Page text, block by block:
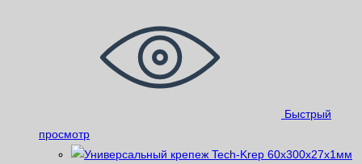
Быстрый
просмотр